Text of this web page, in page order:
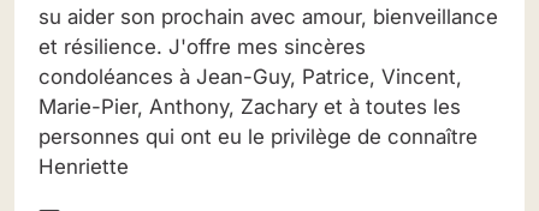
su aider son prochain avec amour, bienveillance
et résilience. J'offre mes sincères
condoléances à Jean-Guy, Patrice, Vincent,
Marie-Pier, Anthony, Zachary et à toutes les
personnes qui ont eu le privilège de connaître
Henriette